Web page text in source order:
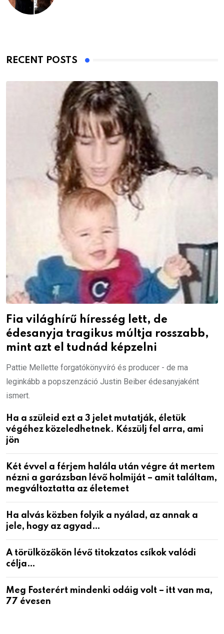
RECENT POSTS
Fia világhírű híresség lett, de
édesanyja tragikus múltja rosszabb,
mint azt el tudnád képzelni
Pattie Mellette forgatókönyvíró és producer - de ma
leginkább a popszenzáció Justin Beiber édesanyjaként
ismert.
Ha a szüleid ezt a 3 jelet mutatják, életük
végéhez közeledhetnek. Készülj fel arra, ami
jön
Két évvel a férjem halála után végre át mertem
nézni a garázsban lévő holmiját – amit találtam,
megváltoztatta az életemet
Ha alvás közben folyik a nyálad, az annak a
jele, hogy az agyad…
A törülközőkön lévő titokzatos csíkok valódi
célja…
Meg Fosterért mindenki odáig volt – itt van ma,
77 évesen